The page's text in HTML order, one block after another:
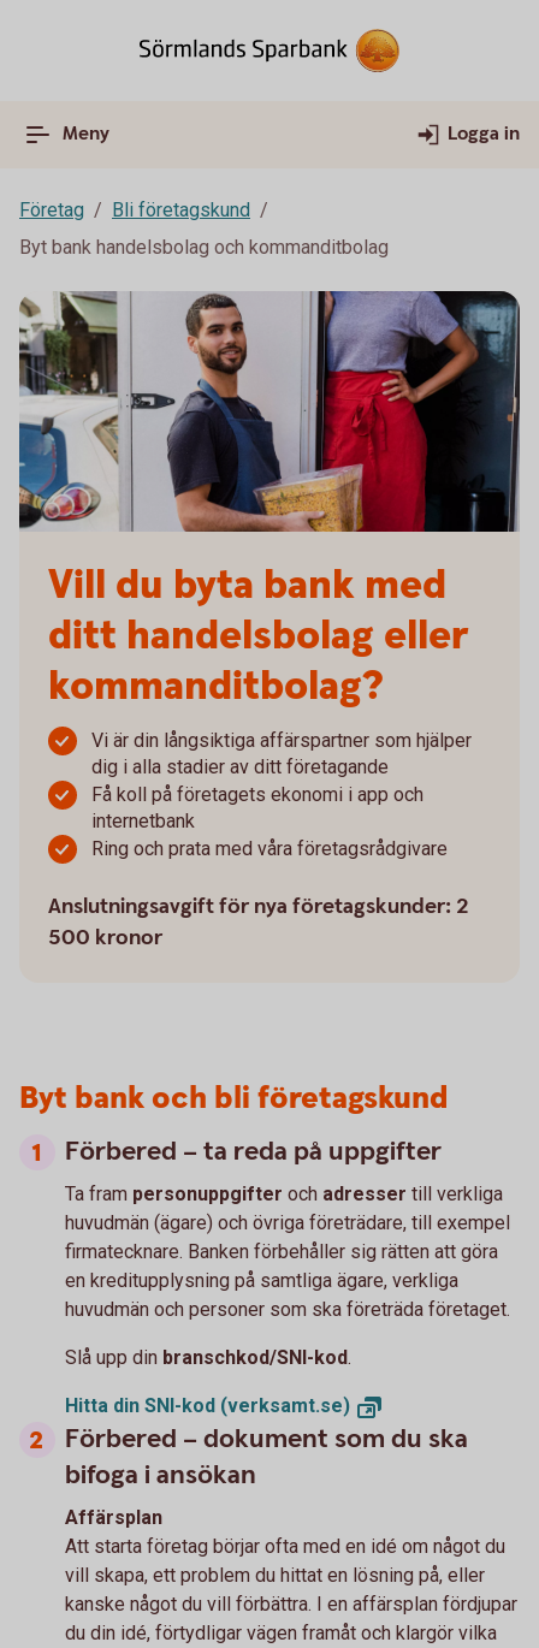
Meny Logga in
Företag
Bli företagskund
Byt bank handelsbolag och kommanditbolag
Vill du byta bank med
ditt handelsbolag eller
kommanditbolag?
Vi är din långsiktiga affärspartner som hjälper
dig i alla stadier av ditt företagande
Få koll på företagets ekonomi i app och
internetbank
Ring och prata med våra företagsrådgivare
Anslutningsavgift för nya företagskunder: 2
500 kronor
Byt bank och bli företagskund
Förbered – ta reda på uppgifter
Ta fram personuppgifter och adresser till verkliga
huvudmän (ägare) och övriga företrädare, till exempel
firmatecknare. Banken förbehåller sig rätten att göra
en kreditupplysning på samtliga ägare, verkliga
huvudmän och personer som ska företräda företaget.
Slå upp din branschkod/SNI-kod.
Hitta din SNI-kod (verksamt.se)
Förbered – dokument som du ska
bifoga i ansökan
Affärsplan
Att starta företag börjar ofta med en idé om något du
vill skapa, ett problem du hittat en lösning på, eller
kanske något du vill förbättra. I en affärsplan fördjupar
du din idé, förtydligar vägen framåt och klargör vilka